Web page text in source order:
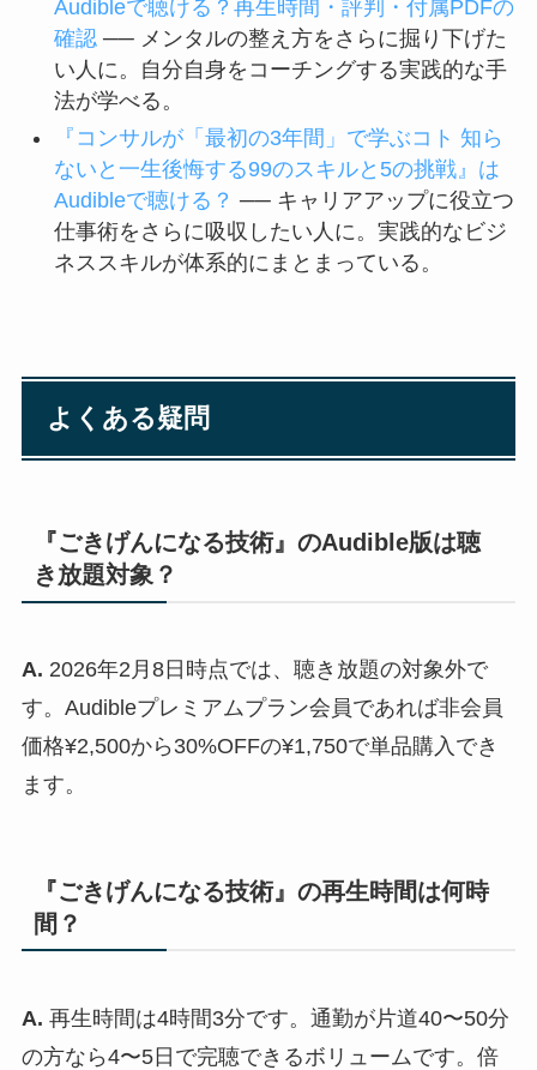
Audibleで聴ける？再生時間・評判・付属PDFの
確認── メンタルの整え方をさらに掘り下げた
い人に。自分自身をコーチングする実践的な手
法が学べる。
『コンサルが「最初の3年間」で学ぶコト 知ら
ないと一生後悔する99のスキルと5の挑戦』は
Audibleで聴ける？ ── キャリアアップに役立つ
仕事術をさらに吸収したい人に。実践的なビジ
ネススキルが体系的にまとまっている。
よくある疑問
『ごきげんになる技術』のAudible版は聴
き放題対象？
A. 2026年2月8日時点では、聴き放題の対象外で
す。Audibleプレミアムプラン会員であれば非会員
価格¥2,500から30%OFFの¥1,750で単品購入でき
ます。
『ごきげんになる技術』の再生時間は何時
間？
A. 再生時間は4時間3分です。通勤が片道40〜50分
の方なら4〜5日で完聴できるボリュームです。倍